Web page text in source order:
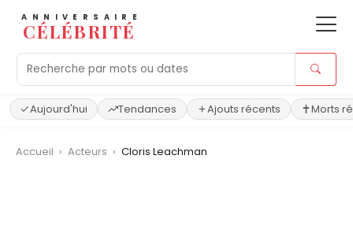
ANNIVERSAIRE
CÉLÉBRITÉ
Aujourd'hui Tendances Ajouts récents Morts
Accueil › Acteurs › Cloris Leachman